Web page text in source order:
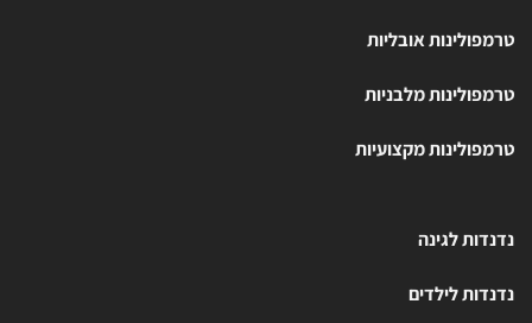
טרמפולינות אובליות
טרמפולינות מלבניות
טרמפולינות מקצועיות
נדנדות לגינה
נדנדות לילדים